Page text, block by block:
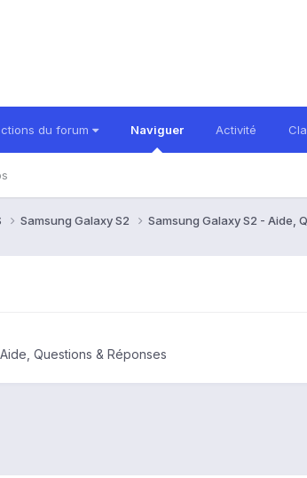
du forum Naviguer Activité
Samsung Galaxy S2 Samsung Galaxy S2 - Aide,
Questions & Réponses